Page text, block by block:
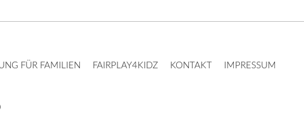
FÜR FAMILIEN FAIRPLAY4KIDZ KONTAKT
IMPRESSUM